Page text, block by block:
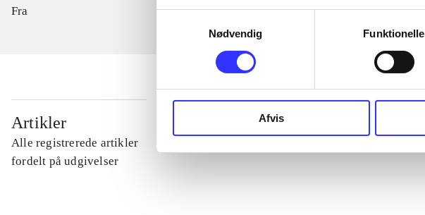
Nødvendig
Funktionelle
Afvis
Fra
Artikler
Alle registrerede artikler
fordelt på udgivelser